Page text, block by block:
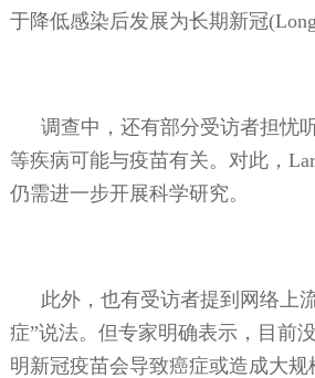
于降低感染后发展为长期新冠
调查中，还有部分受访者担忧
等疾病可能与疫苗有关。对此，
仍需进一步开展科学研究。
此外，也有受访者提到网络上
症”说法。但专家明确表示，目前
明新冠疫苗会导致癌症或造成大规